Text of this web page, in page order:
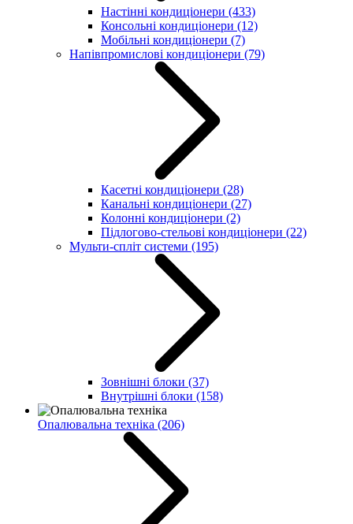
Настінні кондиціонери (433)
Консольні кондиціонери (12)
Мобільні кондиціонери (7)
Напівпромислові кондиціонери (79)
Касетні кондиціонери (28)
Канальні кондиціонери (27)
Колонні кондиціонери (2)
Підлогово-стельові кондиціонери (22)
Мульти-спліт системи (195)
Зовнішні блоки (37)
Внутрішні блоки (158)
Опалювальна техніка (206)